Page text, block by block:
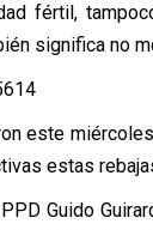
fértil,
significa no
este
estas
Guido